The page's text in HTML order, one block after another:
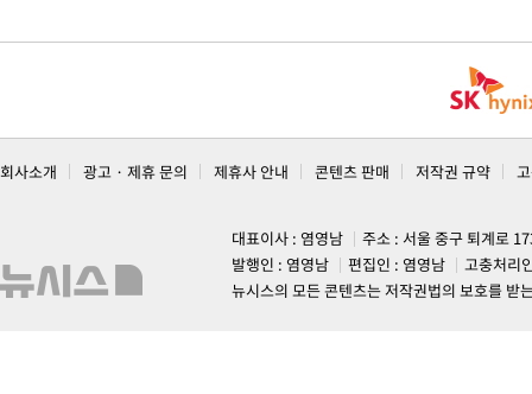
회사소개 광고 · 제휴 문의 제휴사 안내 콘텐츠 판매 저작권 규약
대표이사 : 염영남
주소 : 서울 중구 퇴계로
발행인 : 염영남
편집인 : 염영남
고충처리
뉴시스의 모든 콘텐츠는 저작권법의 보호를